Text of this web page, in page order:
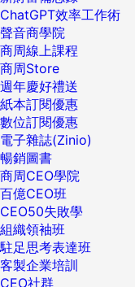
ChatGPT效率工作術
聲音商學院
商周線上課程
商周Store
週年慶好禮送
紙本訂閱優惠
數位訂閱優惠
電子雜誌(Zinio)
暢銷圖書
商周CEO學院
百億CEO班
CEO50失敗學
組織領袖班
駐足思考表達班
客製企業培訓
CEO社群